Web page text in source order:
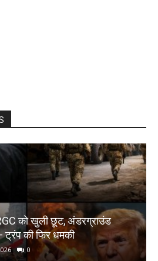
को खुली छूट, अंडरग्राउंड
ट्रंप की फिर धमकी
0